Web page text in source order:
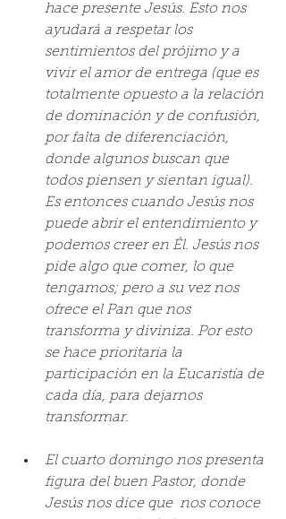
hace presente Jesús. Esto nos
ayudará a respetar los
sentimientos del prójimo y a
vivir el amor de entrega (que es
totalmente opuesto a la relación
de dominación y de confusión,
por falta de diferenciación,
donde algunos buscan que
todos piensen y sientan igual).
Es entonces cuando Jesús nos
puede abrir el entendimiento y
podemos creer en Él. Jesús nos
pide algo que comer, lo que
tengamos; pero a su vez nos
ofrece el Pan que nos
transforma y diviniza. Por esto
se hace prioritaria la
participación en la Eucaristía de
cada día, para dejarnos
transformar.
El cuarto domingo nos presenta
figura del buen Pastor, donde
Jesús nos dice que  nos conoce